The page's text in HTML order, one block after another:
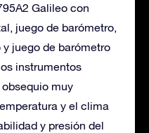
Galileo con
juego de barómetro,
juego de barómetro
instrumentos
muy
y el clima
y presión del